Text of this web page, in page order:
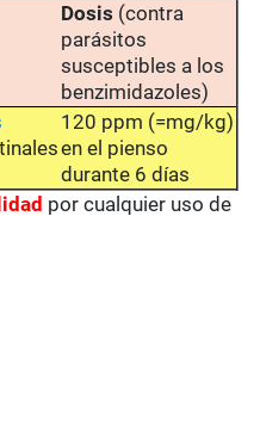
Dosis (contra
parásitos
susceptibles a los
benzimidazoles)
120 ppm (=mg/kg)
en el pienso
durante 6 días
por cualquier uso de